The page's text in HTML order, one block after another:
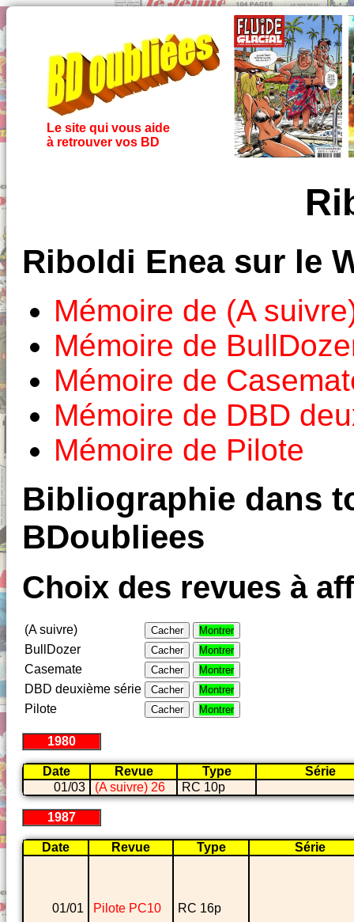
Le site qui vous aide
à retrouver vos BD
Riboldi Enea sur le
Mémoire de (A
Mémoire de
Mémoire de
Mémoire de DBD
Mémoire de Pilote
Bibliographie dans
BDoubliees
Choix des revues à
(A suivre) Cacher Montrer
BullDozer Cacher Montrer
Casemate Cacher Montrer
DBD deuxième série Cacher Montrer
Pilote Cacher Montrer
1980
Date Revue Type
Série
01/03
(A suivre) 26 RC 10p
1987
Date Revue Type Série
01/01 Pilote PC10 RC 16p